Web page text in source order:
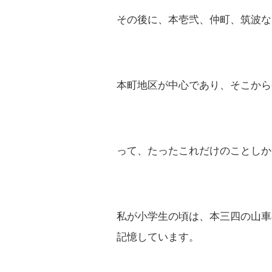
その後に、本壱弐、仲町、筑波
本町地区が中心であり、そこか
って、たったこれだけのことし
私が小学生の頃は、本三四の山
記憶しています。